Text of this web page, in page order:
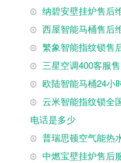
纳碧安壁挂炉售后
西屋智能马桶售后
繁象智能指纹锁售
三星空调400客服
欧陆智能马桶24小
云米智能指纹锁全
电话是多少
普瑞思顿空气能热
中燃宝壁挂炉售后